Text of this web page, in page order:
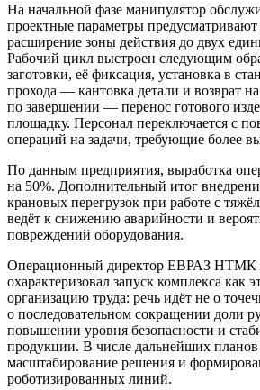
На начальной фазе манипулятор
проектные параметры
расширение зоны действия до двух
Рабочий цикл выстроен следующим
заготовки, её фиксация, установка в
прохода — кантовка детали и возврат
по завершении — перенос готового
площадку. Персонал переключается с
операций на задачи, требующие более
По данным предприятия, выработка
на 50%. Дополнительный итог
крановых перегрузок при работе с
ведёт к снижению аварийности и
повреждений оборудования.
Операционный директор ЕВРАЗ НТМК
охарактеризовал запуск комплекса как
организацию труда: речь идёт не о
о последовательном сокращении доли
повышении уровня безопасности и
продукции. В числе дальнейших планов
масштабирование решения и
роботизированных линий.